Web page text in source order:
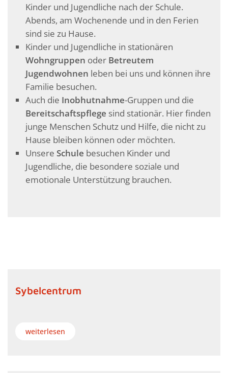
Kinder und Jugendliche nach der Schule.
Abends, am Wochenende und in den Ferien
sind sie zu Hause.
Kinder und Jugendliche in stationären
Wohngruppen oder Betreutem
Jugendwohnen leben bei uns und können ihre
Familie besuchen.
Auch die Inobhutnahme-Gruppen und die
Bereitschaftspflege sind stationär. Hier finden
junge Menschen Schutz und Hilfe, die nicht zu
Hause bleiben können oder möchten.
Unsere Schule besuchen Kinder und
Jugendliche, die besondere soziale und
emotionale Unterstützung brauchen.
Sybelcentrum
weiterlesen